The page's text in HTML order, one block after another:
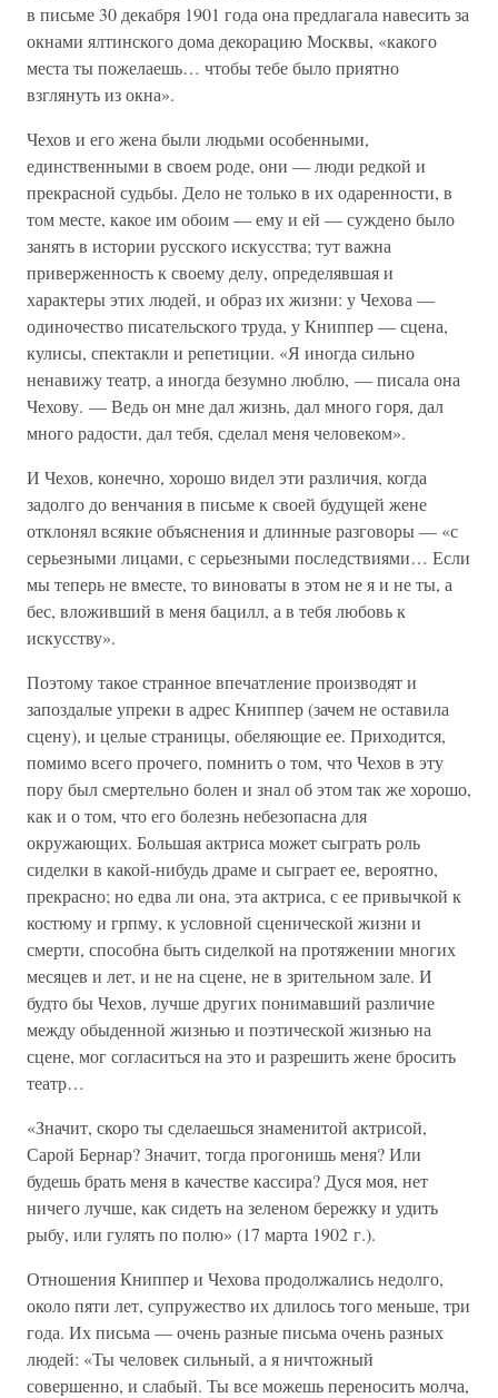
в письме 30 декабря 1901 года она предлагала навесить за
окнами ялтинского дома декорацию Москвы, «какого
места ты пожелаешь… чтобы тебе было приятно
взглянуть из окна».
Чехов и его жена были людьми особенными,
единственными в своем роде, они — люди редкой и
прекрасной судьбы. Дело не только в их одаренности, в
том месте, какое им обоим — ему и ей — суждено было
занять в истории русского искусства; тут важна
приверженность к своему делу, определявшая и
характеры этих людей, и образ их жизни: у Чехова —
одиночество писательского труда, у Книппер — сцена,
кулисы, спектакли и репетиции. «Я иногда сильно
ненавижу театр, а иногда безумно люблю, — писала она
Чехову. — Ведь он мне дал жизнь, дал много горя, дал
много радости, дал тебя, сделал меня человеком».
И Чехов, конечно, хорошо видел эти различия, когда
задолго до венчания в письме к своей будущей жене
отклонял всякие объяснения и длинные разговоры — «с
серьезными лицами, с серьезными последствиями… Если
мы теперь не вместе, то виноваты в этом не я и не ты, а
бес, вложивший в меня бацилл, а в тебя любовь к
искусству».
Поэтому такое странное впечатление производят и
запоздалые упреки в адрес Книппер (зачем не оставила
сцену), и целые страницы, обеляющие ее. Приходится,
помимо всего прочего, помнить о том, что Чехов в эту
пору был смертельно болен и знал об этом так же хорошо,
как и о том, что его болезнь небезопасна для
окружающих. Большая актриса может сыграть роль
сиделки в какой-нибудь драме и сыграет ее, вероятно,
прекрасно; но едва ли она, эта актриса, с ее привычкой к
костюму и грпму, к условной сценической жизни и
смерти, способна быть сиделкой на протяжении многих
месяцев и лет, и не на сцене, не в зрительном зале. И
будто бы Чехов, лучше других понимавший различие
между обыденной жизнью и поэтической жизнью на
сцене, мог согласиться на это и разрешить жене бросить
театр…
«Значит, скоро ты сделаешься знаменитой актрисой,
Сарой Бернар? Значит, тогда прогонишь меня? Или
будешь брать меня в качестве кассира? Дуся моя, нет
ничего лучше, как сидеть на зеленом бережку и удить
рыбу, или гулять по полю» (17 марта 1902 г.).
Отношения Книппер и Чехова продолжались недолго,
около пяти лет, супружество их длилось того меньше, три
года. Их письма — очень разные письма очень разных
людей: «Ты человек сильный, а я ничтожный
совершенно, и слабый. Ты все можешь переносить молча,